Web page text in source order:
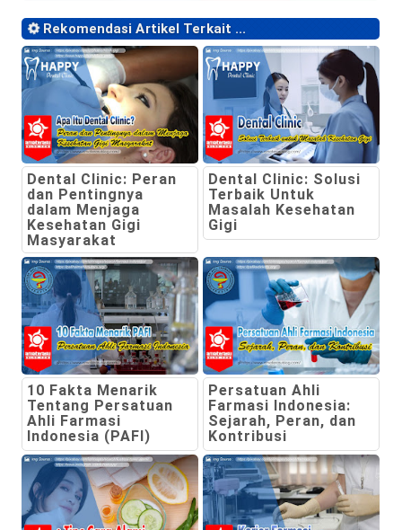
Rekomendasi Artikel Terkait ...
Dental Clinic: Peran
dan Pentingnya
dalam Menjaga
Kesehatan Gigi
Masyarakat
Dental Clinic: Solusi
Terbaik Untuk
Masalah Kesehatan
Gigi
10 Fakta Menarik
Tentang Persatuan
Ahli Farmasi
Indonesia (PAFI)
Persatuan Ahli
Farmasi Indonesia:
Sejarah, Peran, dan
Kontribusi